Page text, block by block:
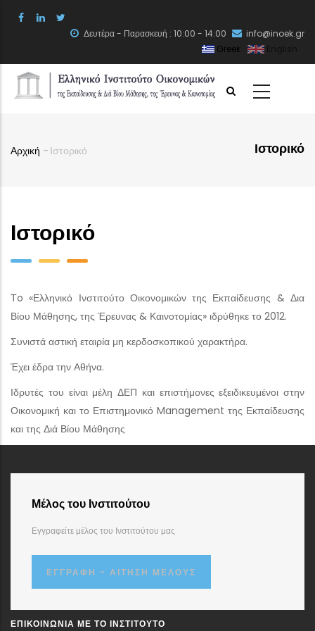
content
Δευτέρα - Παρασκευή : 10:00 - 14:00
info@inoek.gr
Greek
Ιστορικό
Breadcrumb
Αρχική - Ιστορικό
Ιστορικό
Τo «Ελληνικό Ινστιτούτο Οικονομικών της Εκπαίδευσης & Δια
Βίου Μάθησης, της Έρευνας & Καινοτομίας» ιδρύθηκε το 2012.
Συνιστά αστική εταιρία μη κερδοσκοπικού χαρακτήρα.
Έχει έδρα την Αθήνα.
Ιδρυτές του είναι μέλη ΔΕΠ και επιστήμονες εξειδικευμένοι στην
Οικονομική και το Επιστημονικό Management της Εκπαίδευσης
και της Διά Βίου Μάθησης
Μέλος του Ινστιτούτου
Εγγραφείτε μέλος του Ινστιτούτου μας
ΕΓΓΡΑΦΉ - ΑΊΤΗΣΗ ΜΈΛΟΥΣ
ΕΠΙΚΟΙΝΩΝΊΑ ΜΕ ΤΟ ΙΝΣΤΙΤΟΎΤΟ